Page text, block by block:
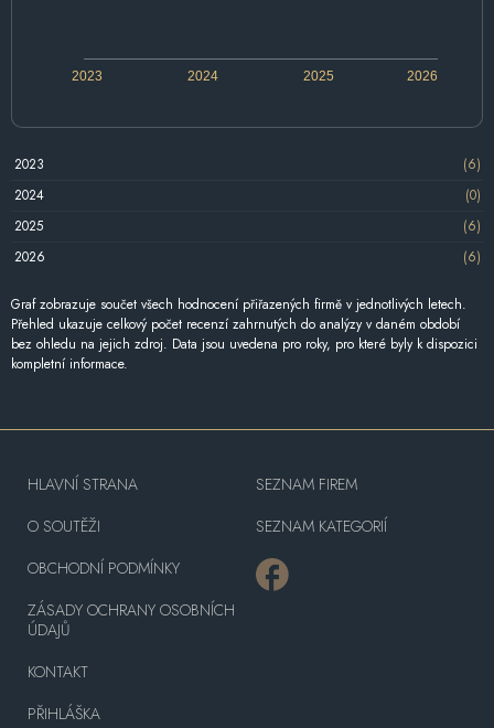
2024 2026
2023 2025
2023
(6)
2024
(0)
2025
(6)
2026
(6)
Graf zobrazuje součet všech hodnocení přiřazených firmě v jednotlivých letech.
Přehled ukazuje celkový počet recenzí zahrnutých do analýzy v daném období
bez ohledu na jejich zdroj. Data jsou uvedena pro roky, pro které byly k dispozici
kompletní informace.
HLAVNÍ STRANA
O SOUTĚŽI
OBCHODNÍ PODMÍNKY
ZÁSADY OCHRANY OSOBNÍCH
ÚDAJŮ
KONTAKT
PŘIHLÁŠKA
SEZNAM FIREM
SEZNAM KATEGORIÍ